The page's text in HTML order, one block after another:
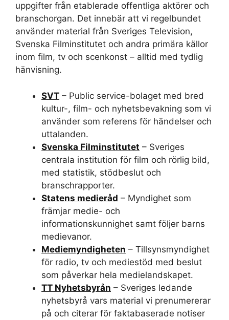
uppgifter från etablerade offentliga aktörer och
branschorgan. Det innebär att vi regelbundet
använder material från Sveriges Television,
Svenska Filminstitutet och andra primära källor
inom film, tv och scenkonst – alltid med tydlig
hänvisning.
SVT – Public service-bolaget med bred
kultur-, film- och nyhetsbevakning som vi
använder som referens för händelser och
uttalanden.
Svenska Filminstitutet – Sveriges
centrala institution för film och rörlig bild,
med statistik, stödbeslut och
branschrapporter.
Statens medieråd – Myndighet som
främjar medie- och
informationskunnighet samt följer barns
medievanor.
Mediemyndigheten – Tillsynsmyndighet
för radio, tv och mediestöd med beslut
som påverkar hela medielandskapet.
TT Nyhetsbyrån – Sveriges ledande
nyhetsbyrå vars material vi prenumererar
på och citerar för faktabaserade notiser